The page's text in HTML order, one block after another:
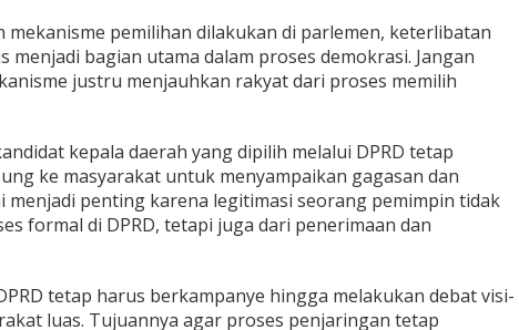
pemilihan dilakukan di parlemen, keterlibatan
menjadi bagian utama dalam proses demokrasi. Jangan
justru menjauhkan rakyat dari proses memilih
kepala daerah yang dipilih melalui DPRD tetap
ke masyarakat untuk menyampaikan gagasan dan
menjadi penting karena legitimasi seorang pemimpin tidak
formal di DPRD, tetapi juga dari penerimaan dan
tetap harus berkampanye hingga melakukan debat visi-
luas. Tujuannya agar proses penjaringan tetap